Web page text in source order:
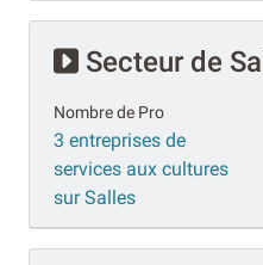
Secteur de
Nombre de Pro
3 entreprises de
services aux cultures
sur Salles